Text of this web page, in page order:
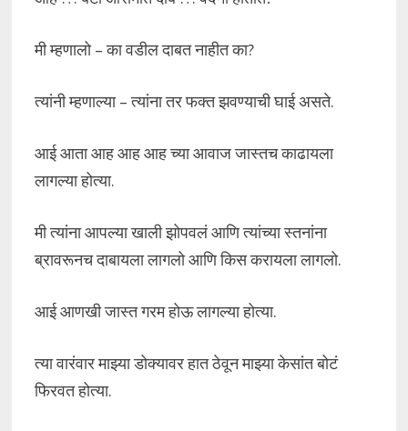
मी म्हणालो – का वडील दाबत नाहीत का?
त्यांनी म्हणाल्या – त्यांना तर फक्त झवण्याची घाई असते.
आई आता आह आह आह च्या आवाज जास्तच काढायला
लागल्या होत्या.
मी त्यांना आपल्या खाली झोपवलं आणि त्यांच्या स्तनांना
ब्रावरूनच दाबायला लागलो आणि किस करायला लागलो.
आई आणखी जास्त गरम होऊ लागल्या होत्या.
त्या वारंवार माझ्या डोक्यावर हात ठेवून माझ्या केसांत बोटं
फिरवत होत्या.